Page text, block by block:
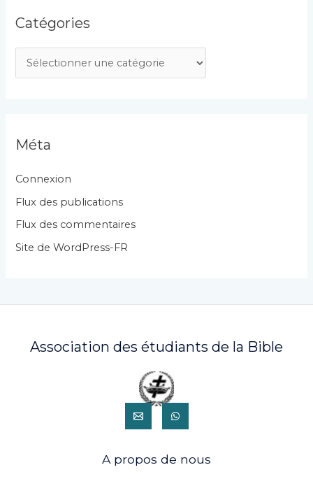
Catégories
a
g
r
i
e
Méta
Connexion
Flux des publications
Flux des commentaires
Site de WordPress-FR
Association des étudiants de la Bible
A propos de nous